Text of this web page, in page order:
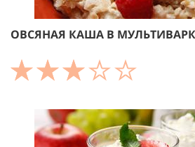
ОВСЯНАЯ КАША В